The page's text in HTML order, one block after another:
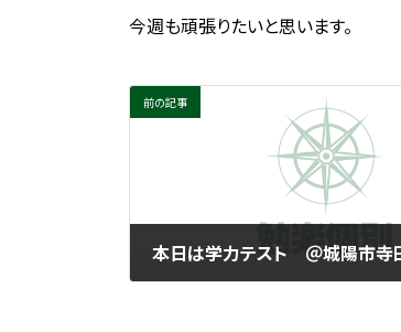
今週も頑張りたいと思います。
前の記事